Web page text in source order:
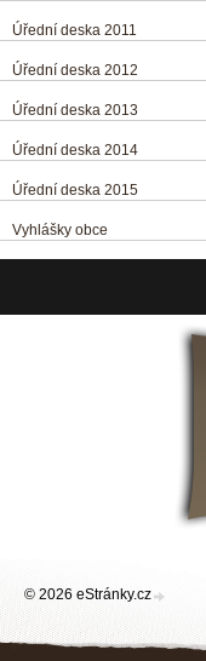
Úřední deska 2011
Úřední deska 2012
Úřední deska 2013
Úřední deska 2014
Úřední deska 2015
Vyhlášky obce
© 2026 eStránky.cz